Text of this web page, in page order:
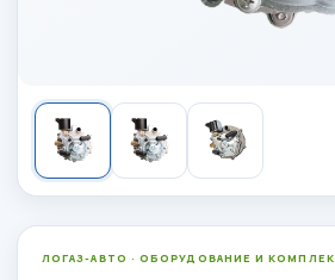
ЛОГАЗ-АВТО · ОБОРУДОВАНИЕ И